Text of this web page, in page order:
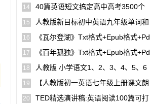
Pub格式+pdf格式)
14
40篇英语短文搞定高中高考3500个
单词(mp3音频+文本+翻译)【A01806】
15
人教版新目标初中英语九年级单词和
课文朗读录音听力mp3
16
《瓦尔登湖》txt格式+epub格式+pd
F格式下载（一生必读的60部名著）【A0
0614】
17
《百年孤独》txt格式+epub格式+pd
F格式下载（一生必读的60部名著）【A0
0561】
18
人教版 小学语文1、2、3、4、5、6
年级课本(电子版pdf)
19
【人教版初一英语七年级上册课文朗
读听力mp3】Starter Unit 1 Good Morni
20
TED精选演讲稿:英语阅读100篇可打